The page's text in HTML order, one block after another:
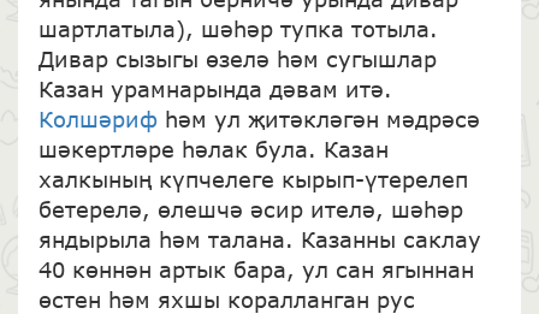
шартлатыла), шәһәр тупка тотыла.
Дивар сызыгы өзелә һәм сугышлар
Казан урамнарында дәвам итә.
Колшәриф һәм ул җитәкләгән мәдрәсә
шәкертләре һәлак була. Казан
халкының күпчелеге кырып-үтерелеп
бетерелә, өлешчә әсир ителә, шәһәр
яндырыла һәм талана. Казанны саклау
40 көннән артык бара, ул сан ягыннан
өстен һәм яхшы коралланган рус